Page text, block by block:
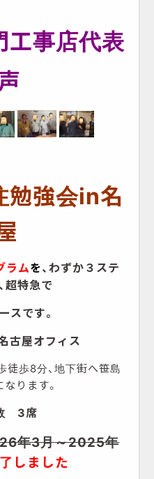
工事店代表
強会in名
ラムを、わずか３ステ
超特急で
スです。
古屋オフィス
歩8分、地下街へ笹島
ります。
3席
年3月～2025年
しました